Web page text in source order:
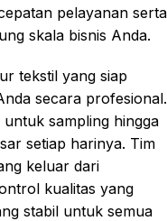
pelayanan serta
skala bisnis Anda.
tekstil yang siap
secara profesional.
sampling hingga
setiap harinya. Tim
keluar dari
kualitas yang
stabil untuk semua